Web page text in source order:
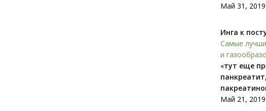
Май 31,
Инга к
Самые
и
«тут еще
Май 21,